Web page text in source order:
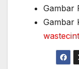
Gambar
Gambar